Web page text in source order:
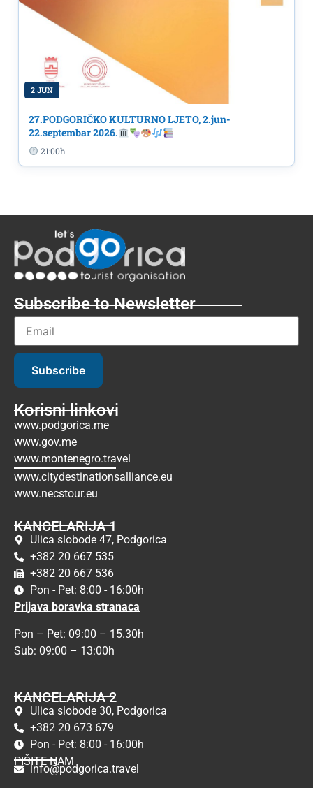
2 JUN
27.PODGORIČKO KULTURNO LJETO, 2.jun-
22.septembar 2026.
21:00h
Subscribe to Newsletter
Subscribe
Korisni linkovi
www.podgorica.me
www.gov.me
www.montenegro.travel
www.citydestinationsalliance.eu
www.necstour.eu
KANCELARIJA 1
Ulica slobode 47, Podgorica
+382 20 667 535
+382 20 667 536
Pon - Pet: 8:00 - 16:00h
Prijava boravka stranaca
Pon – Pet: 09:00 – 15.30h
Sub: 09:00 – 13:00h
KANCELARIJA 2
Ulica slobode 30, Podgorica
+382 20 673 679
Pon - Pet: 8:00 - 16:00h
PIŠITE NAM
info@podgorica.travel